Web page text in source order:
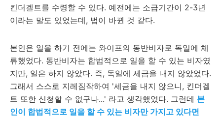
킨더겔트를 수령할 수 있다. 예전에는 소급기간이 2-3년
이라는 말도 있었는데, 법이 바뀐 것 같다.
본인은 일을 하기 전에는 와이프의 동반비자로 독일에 체
류했었다. 동반비자는 합법적으로 일을 할 수 있는 비자였
지만, 일은 하지 않았다. 즉, 독일에 세금을 내지 않았었다.
그래서 스스로 지레짐작하여 '세금을 내지 않으니, 킨더겔
트 또한 신청할 수 없구나...' 라고 생각했었다. 그런데 본
인이 합법적으로 일을 할 수 있는 비자만 가지고 있다면